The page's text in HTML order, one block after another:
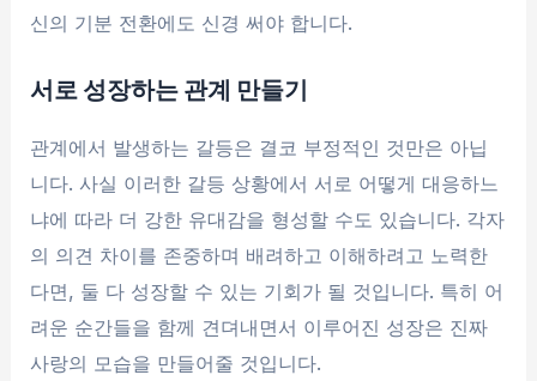
신의 기분 전환에도 신경 써야 합니다.
서로 성장하는 관계 만들기
관계에서 발생하는 갈등은 결코 부정적인 것만은 아닙
니다. 사실 이러한 갈등 상황에서 서로 어떻게 대응하느
냐에 따라 더 강한 유대감을 형성할 수도 있습니다. 각자
의 의견 차이를 존중하며 배려하고 이해하려고 노력한
다면, 둘 다 성장할 수 있는 기회가 될 것입니다. 특히 어
려운 순간들을 함께 견뎌내면서 이루어진 성장은 진짜
사랑의 모습을 만들어줄 것입니다.